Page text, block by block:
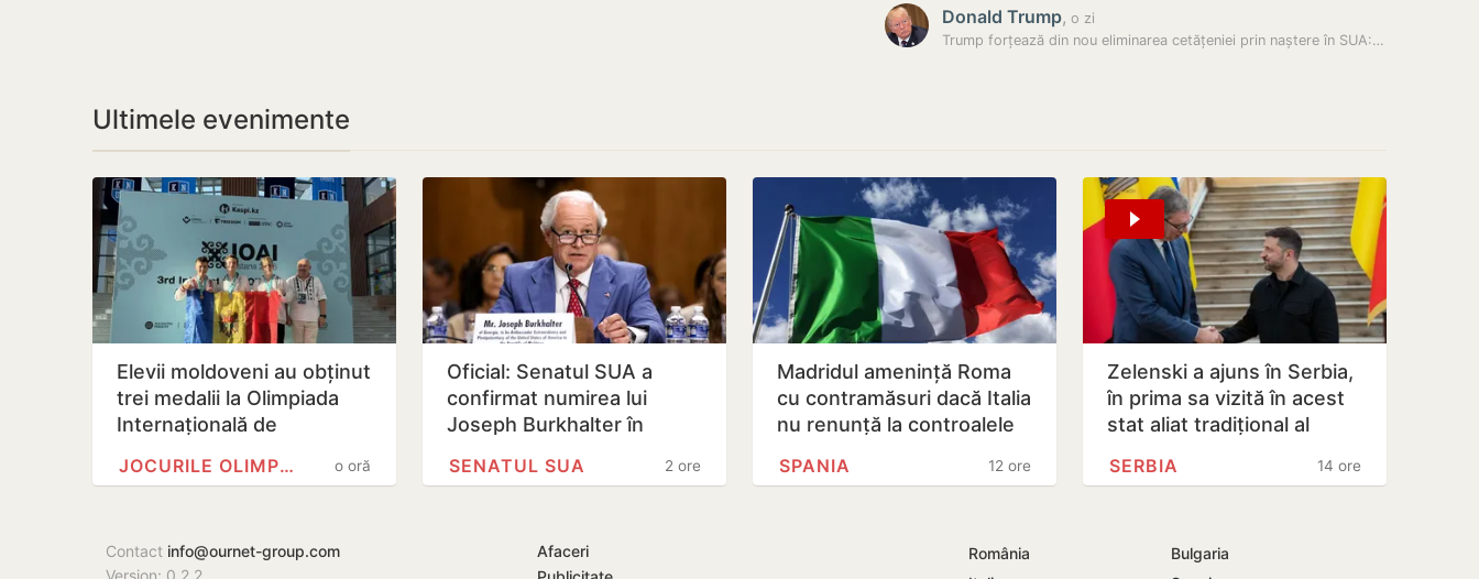
Donald Trump, o zi
Trump forțează din nou eliminarea cetățeniei prin naștere în SUA: A…
Ultimele evenimente
Elevii moldoveni au obținut
trei medalii la Olimpiada
Internațională de
o oră
JOCURILE OLIMPICE
Oficial: Senatul SUA a
confirmat numirea lui
Joseph Burkhalter în
Republica…
2 ore
SENATUL SUA
Madridul amenință Roma
cu contramăsuri dacă Italia
nu renunță la controalele
12 ore
SPANIA
Zelenski a ajuns în Serbia,
în prima sa vizită în acest
stat aliat tradițional al
14 ore
SERBIA
Contact info@ournet-group.com
Version: 0.2.2
Afaceri
România
Bulgaria